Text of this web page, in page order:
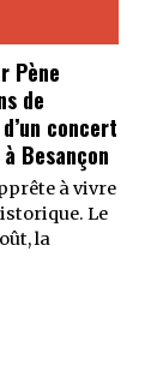
Pène
de
concert
Besançon
à vivre
Le
la